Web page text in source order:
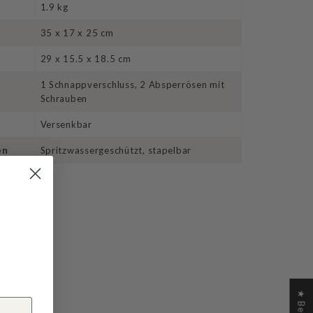
1.9 kg
35 x 17 x 25 cm
29 x 15.5 x 18.5 cm
1 Schnappverschluss, 2 Absperrösen mit
Schrauben
Versenkbar
Spritzwassergeschützt, stapelbar